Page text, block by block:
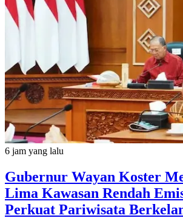
6 jam yang lalu
Gubernur Wayan Koster
Lima Kawasan Rendah
Perkuat Pariwisata